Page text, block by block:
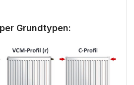
Grundtypen: